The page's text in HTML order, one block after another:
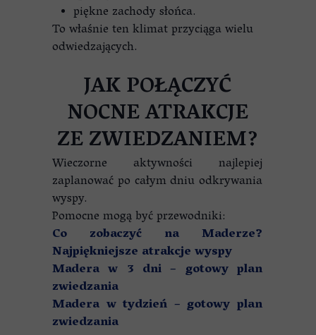
piękne zachody słońca.
To właśnie ten klimat przyciąga wielu
odwiedzających.
JAK POŁĄCZYĆ
NOCNE ATRAKCJE
ZE ZWIEDZANIEM?
Wieczorne aktywności najlepiej
zaplanować po całym dniu odkrywania
wyspy.
Pomocne mogą być przewodniki:
Co zobaczyć na Maderze?
Najpiękniejsze atrakcje wyspy
Madera w 3 dni – gotowy plan
zwiedzania
Madera w tydzień – gotowy plan
zwiedzania